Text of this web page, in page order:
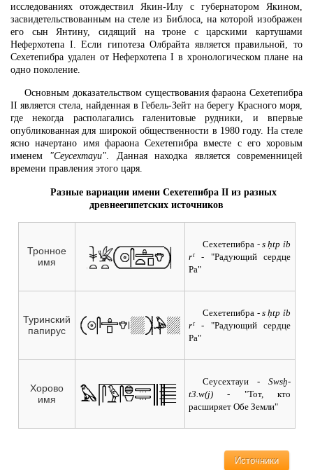
исследованиях отождествил Якин-Илу с губернатором Якином,
засвидетельствованным на стеле из Библоса, на которой изображен
его сын Янтину, сидящий на троне с царскими картушами
Неферхотепа I. Если гипотеза Олбрайта является правильной, то
Сехетепибра удален от Неферхотепа I в хронологическом плане на
одно поколение.
Основным доказательством существования фараона Сехетепибра
II является стела, найденная в Гебель-Зейт на берегу Красного моря,
где некогда располагались галенитовые рудники, и впервые
опубликованная для широкой общественности в 1980 году. На стеле
ясно начертано имя фараона Сехетепибра вместе с его хоровым
именем "Сеусехтауи". Данная находка является современницей
времени правления этого царя.
Разные вариации имени Сехетепибра II из разных
древнеегипетских источников
Тронное
имя
Сехетепибра - s ḥtp ỉb
rˁ - "Радующий сердце
Ра"
Туринский
папирус
Сехетепибра - s ḥtp ỉb
rˁ - "Радующий сердце
Ра"
Хорово
имя
Сеусехтауи - Swsḫ-
t3.w(j) - "Тот, кто
расширяет Обе Земли"
Источники